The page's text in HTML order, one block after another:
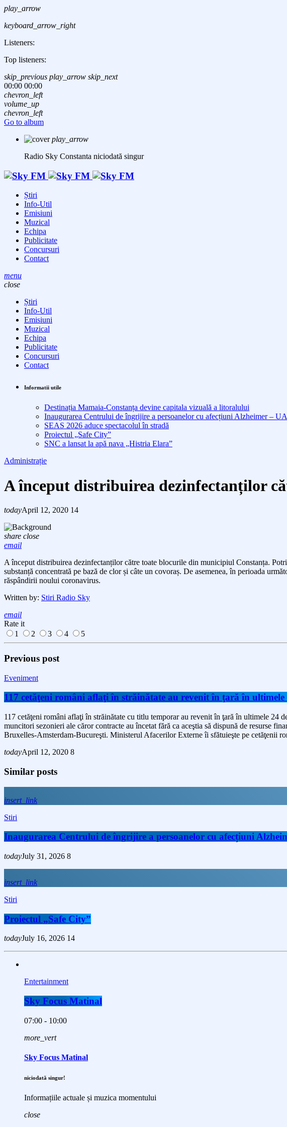
play_arrow
keyboard_arrow_right
Listeners:
Top listeners:
skip_previous play_arrow skip_next
00:00 00:00
chevron_left
volume_up
chevron_left
Go to album
play_arrow
Radio Sky Constanta niciodată singur
Știri
Info-Util
Emisiuni
Muzical
Echipa
Publicitate
Concursuri
Contact
menu
close
Știri
Info-Util
Emisiuni
Muzical
Echipa
Publicitate
Concursuri
Contact
Informatii utile
Destinația Mamaia-Constanța devine capitala vizuală a litoralului
Inaugurarea Centrului de îngrijire a persoanelor cu afecțiuni Alzheimer –
SEAS 2026 aduce spectacolul în stradă
Proiectul „Safe City”
SNC a lansat la apă nava „Histria Elara”
Administrație
A început distribuirea dezinfectanților
todayApril 12, 2020 14
share close
email
Aînceput distribuirea dezinfectanților către toate blocurile din municipiul Constanța.
substanță concentrată pe bază de clor și câte un covoraș. De asemenea, în perioada
răspândirii noului coronavirus.
Written by: Stiri Radio Sky
email
Rate it
1
2 3 4 5
Previous post
Eveniment
117 cetăţeni români aflaţi în străinătate au revenit în ţară în ultimele
117 cetăţeni români aflaţi în străinătate cu titlu temporar au revenit în ţară în ultimele
muncitori sezonieri ale căror contracte au încetat fără ca aceştia să dispună de resurse
Bruxelles-Amsterdam-Bucureşti. Ministerul Afacerilor Externe îi sfătuieşte pe cetăţenii
todayApril 12, 2020 8
Similar posts
insert_link
Stiri
Inaugurarea Centrului de îngrijire a persoanelor cu afecțiuni
todayJuly 31, 2026 8
insert_link
Stiri
Proiectul „Safe City”
todayJuly 16, 2026 14
Entertainment
Sky Focus Matinal
07:00 - 10:00
more_vert
Sky Focus Matinal
niciodată singur!
Informațiile actuale și muzica momentului
close